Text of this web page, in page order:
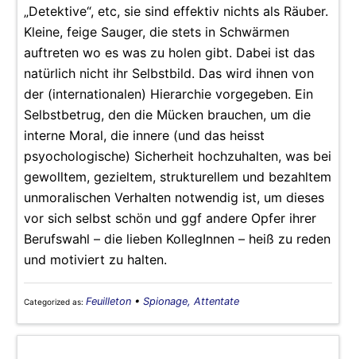
„Detektive“, etc, sie sind effektiv nichts als Räuber.
Kleine, feige Sauger, die stets in Schwärmen
auftreten wo es was zu holen gibt. Dabei ist das
natürlich nicht ihr Selbstbild. Das wird ihnen von
der (internationalen) Hierarchie vorgegeben. Ein
Selbstbetrug, den die Mücken brauchen, um die
interne Moral, die innere (und das heisst
psyochologische) Sicherheit hochzuhalten, was bei
gewolltem, gezieltem, strukturellem und bezahltem
unmoralischen Verhalten notwendig ist, um dieses
vor sich selbst schön und ggf andere Opfer ihrer
Berufswahl – die lieben KollegInnen – heiß zu reden
und motiviert zu halten.
Categorized as: Feuilleton • Spionage, Attentate